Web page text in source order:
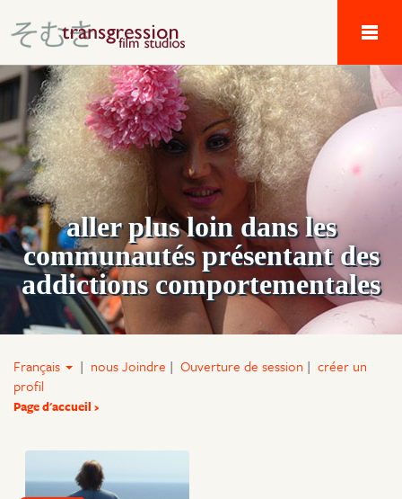
Tau Alpha
aller plus loin dans les
communautés présentant des
addictions comportementales
Français | nous Joindre | Ouverture de session | créer un
profil
Page d'accueil